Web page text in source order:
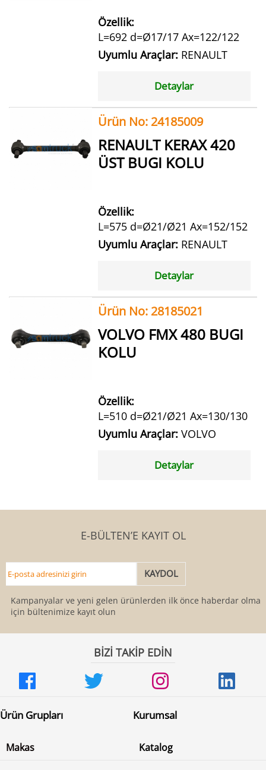
Özellik:
L=692 d=Ø17/17 Ax=122/122
Uyumlu Araçlar: RENAULT
Detaylar
Ürün No: 24185009
RENAULT KERAX 420
ÜST BUGI KOLU
Özellik:
L=575 d=Ø21/Ø21 Ax=152/152
Uyumlu Araçlar: RENAULT
Detaylar
Ürün No: 28185021
VOLVO FMX 480 BUGI
KOLU
Özellik:
L=510 d=Ø21/Ø21 Ax=130/130
Uyumlu Araçlar: VOLVO
Detaylar
E-BÜLTEN’E KAYIT OL
Kampanyalar ve yeni gelen ürünlerden ilk önce haberdar olmak
için bültenimize kayıt olun
BİZİ TAKİP EDİN
Ürün Grupları
Makas
Kurumsal
Katalog